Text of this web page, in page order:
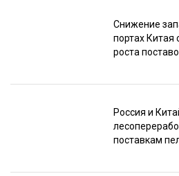
Снижение
портах Китая
роста
Россия и
поставкам